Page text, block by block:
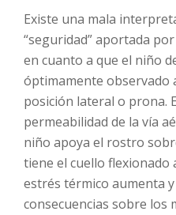
Existe una mala
“seguridad” aportada
en cuanto a que el niño
óptimamente observado
posición lateral o prona.
permeabilidad de la vía
niño apoya el rostro
tiene el cuello flexionado
estrés térmico aumenta
consecuencias sobre los